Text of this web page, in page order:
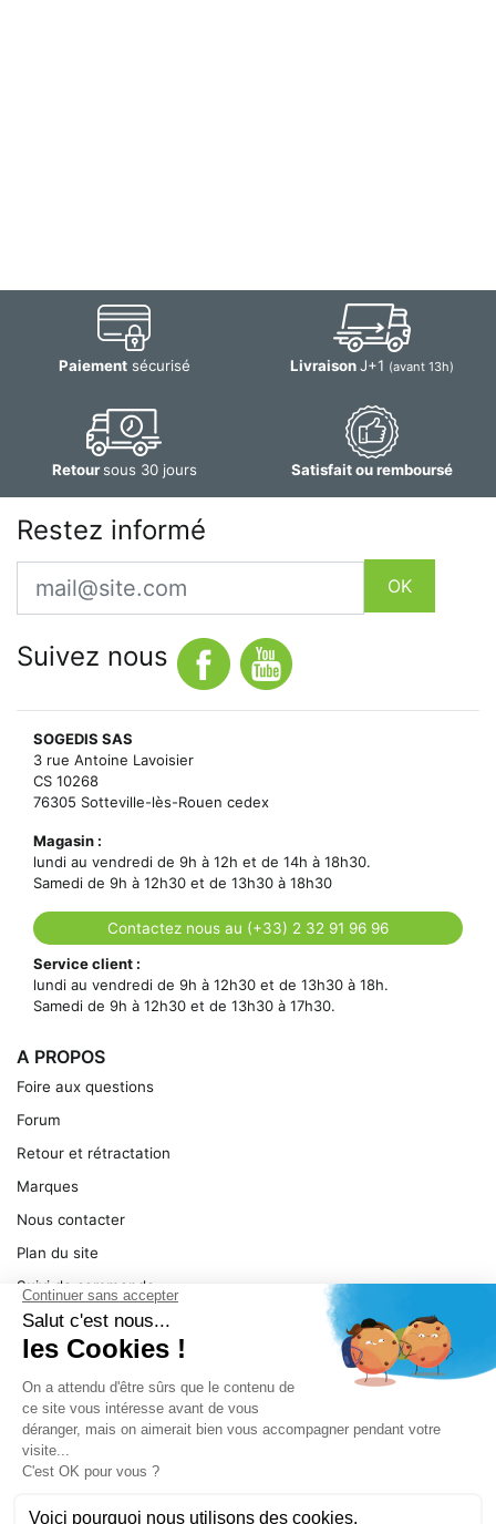
Paiementsécurisé LivraisonJ+1 (avant 13h)
Retoursous 30 jours Satisfait ou remboursé
Restez informé
Email
OK
Suivez nous
SOGEDIS SAS
3 rue Antoine Lavoisier
CS 10268
76305 Sotteville-lès-Rouen cedex
Magasin :
lundi au vendredi de 9h à 12h et de 14h à 18h30.
Samedi de 9h à 12h30 et de 13h30 à 18h30
Contactez nous au (+33) 2 32 91 96 96
Service client :
lundi au vendredi de 9h à 12h30 et de 13h30 à 18h.
Samedi de 9h à 12h30 et de 13h30 à 17h30.
A PROPOS
Foire aux questions
Forum
Retour et rétractation
Marques
Nous contacter
Plan du site
Suivi de commande
Ma facture
Mentions légales
Conditions générales
SERVICE
Pièces détachées